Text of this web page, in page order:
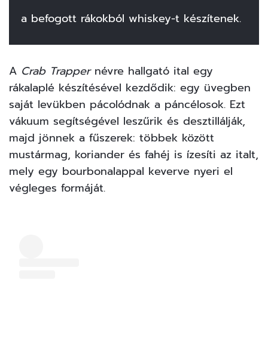
a befogott rákokból whiskey-t készítenek.
A Crab Trappernévre hallgató ital egy
rákalaplé készítésével kezdődik: egy üvegben
saját levükben pácolódnak a páncélosok. Ezt
vákuum segítségével leszűrik és desztillálják,
majd jönnek a fűszerek: többek között
mustármag, koriander és fahéj is ízesíti az italt,
mely egy bourbonalappal keverve nyeri el
végleges formáját.